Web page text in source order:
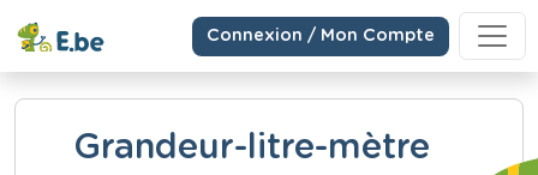
Connexion / Mon Compte
Grandeur-litre-mètre